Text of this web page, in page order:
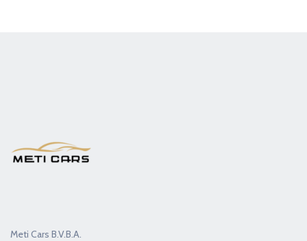
Meti Cars B.V.B.A.